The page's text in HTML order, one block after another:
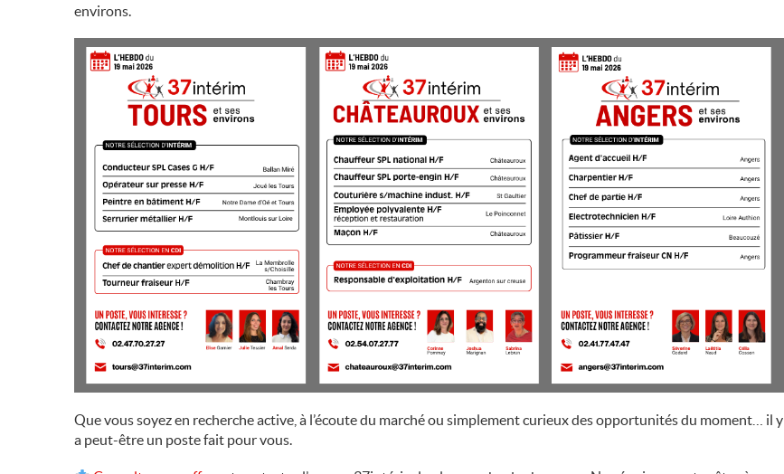
environs.
Que vous soyez en recherche active, à l’écoute du marché ou simplement curieux des opportunités du moment… il y
a peut-être un poste fait pour vous.